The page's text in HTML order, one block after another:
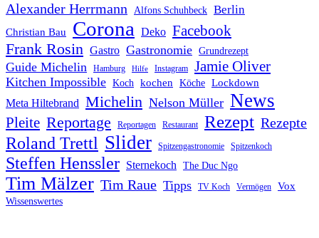
Alexander Herrmann Alfons Schuhbeck Berlin
Christian Bau Corona Deko Facebook
Frank Rosin Gastro Gastronomie Grundrezept
Guide Michelin Hamburg Hilfe Instagram Jamie Oliver
Kitchen Impossible Koch kochen Köche Lockdown
Meta Hiltebrand Michelin Nelson Müller News
Pleite Reportage Reportagen Restaurant Rezept Rezepte
Roland Trettl Slider Spitzengastronomie Spitzenkoch
Steffen Henssler Sternekoch The Duc Ngo
Tim Mälzer Tim Raue Tipps TV Koch Vermögen Vox
Wissenswertes